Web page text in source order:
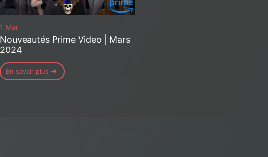
1 Mar
Nouveautés Prime Video | Mars
2024
En savoir plus